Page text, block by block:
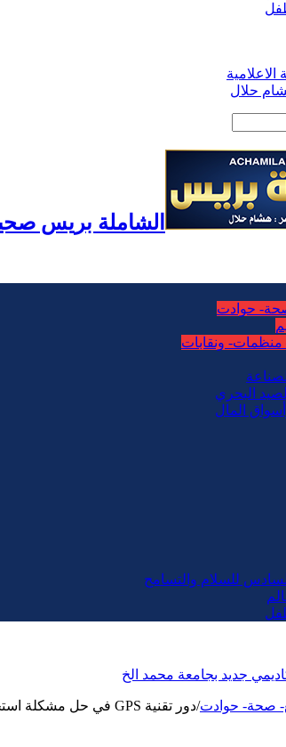
حلال
الشاملة بريس
حوادت
ونقابات
البحري
المال
للسلام والتسامح
جديد بجامعة محمد الخامس
صحة- حوادت/دور تقنية GPS في حل مشكلة استخدام سيارات الدولة